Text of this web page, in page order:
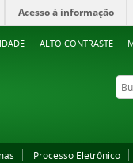
ALTO CONTRASTE
Acesso à informação
Processo Eletrônico